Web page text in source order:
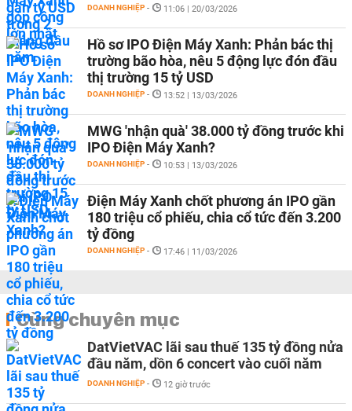
DOANH NGHIỆP - 11:06 | 20/03/2026
Hồ sơ IPO Điện Máy Xanh: Phản bác thị
trường bão hòa, nêu 5 động lực đón đầu
thị trường 15 tỷ USD
DOANH NGHIỆP - 13:52 | 13/03/2026
MWG 'nhận quà' 38.000 tỷ đồng trước khi
IPO Điện Máy Xanh?
DOANH NGHIỆP - 10:53 | 13/03/2026
Điện Máy Xanh chốt phương án IPO gần
180 triệu cổ phiếu, chia cổ tức đến 3.200
tỷ đồng
DOANH NGHIỆP - 17:46 | 11/03/2026
Cùng chuyên mục
DatVietVAC lãi sau thuế 135 tỷ đồng nửa
đầu năm, dồn 6 concert vào cuối năm
DOANH NGHIỆP - 12 giờ trước